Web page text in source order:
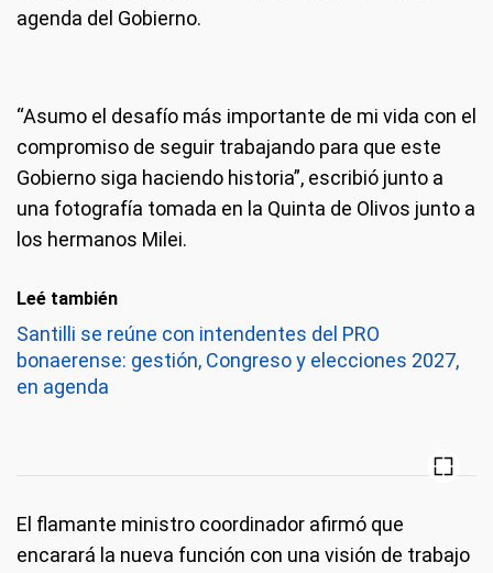
agenda del Gobierno.
“Asumo el desafío más importante de mi vida con el
compromiso de seguir trabajando para que este
Gobierno siga haciendo historia”, escribió junto a
una fotografía tomada en la Quinta de Olivos junto a
los hermanos Milei.
Leé también
Santilli se reúne con intendentes del PRO
bonaerense: gestión, Congreso y elecciones 2027,
en agenda
El flamante ministro coordinador afirmó que
encarará la nueva función con una visión de trabajo